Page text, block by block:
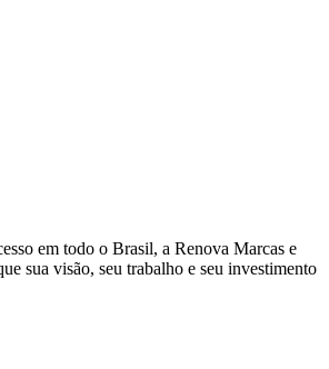
em todo o Brasil, a Renova Marcas e
sua visão, seu trabalho e seu investimento